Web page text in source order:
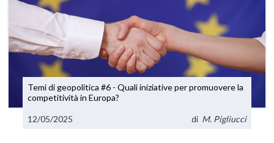
Temi di geopolitica #6 - Quali iniziative per promuovere la
competitività in Europa?
12/05/2025 di M. Pigliucci